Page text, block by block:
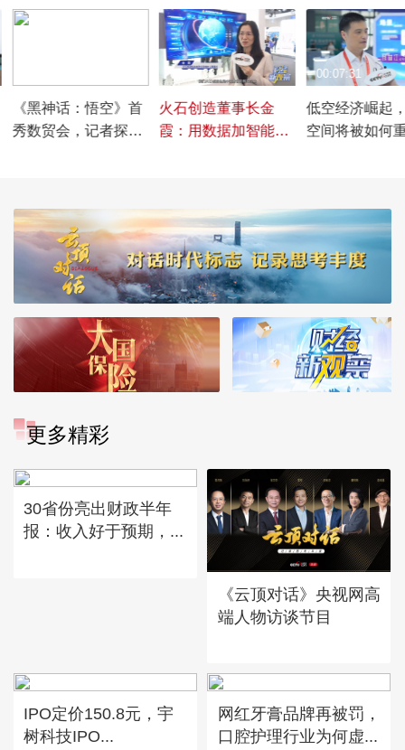
《黑神话：悟空》首
秀数贸会，记者探访
火石创造董事长金
霞：用数据加智能赋
00:02:33
低空经济崛起
空间将被如何
00:07:31
更多精彩
30省份亮出财政半年
报：收入好于预期，...
《云顶对话》央视网高
端人物访谈节目
IPO定价150.8元，宇
树科技IPO...
网红牙膏品牌再被罚，
口腔护理行业为何虚...